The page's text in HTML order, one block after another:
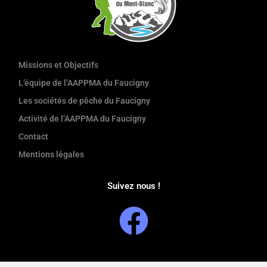
Missions et Objectifs
L’équipe de l’AAPPMA du Faucigny
Les sociétés de pêche du Faucigny
Activité de l’AAPPMA du Faucigny
Contact
Mentions légales
Suivez nous !
F
a